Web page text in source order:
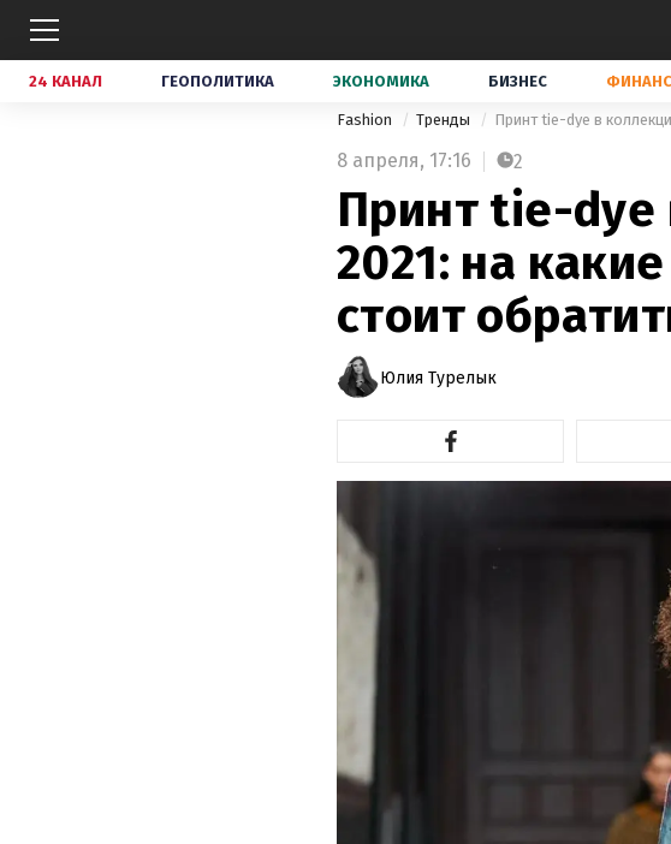
24 КАНАЛ ГЕОПОЛИТИКА ЭКОНОМИКА БИЗНЕС
Fashion Тренды Принт tie-dye в
8 апреля, 17:16 2
Принт tie-dye
2021: на
стоит
Юлия Турелык